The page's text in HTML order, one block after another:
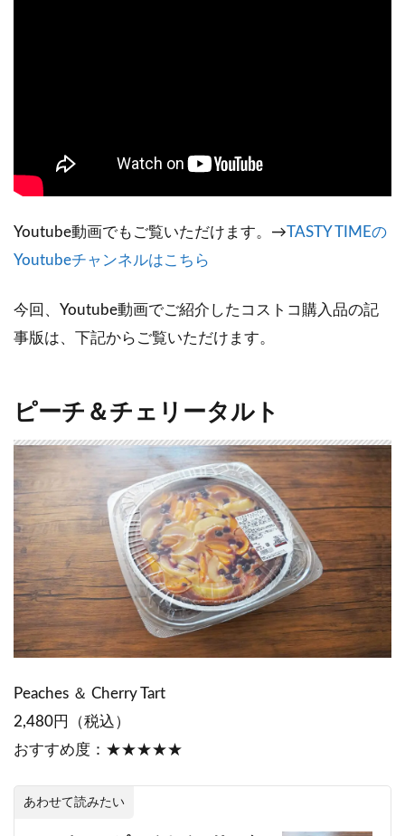
Youtube動画でもご覧いただけます。→TASTY TIMEの
Youtubeチャンネルはこちら
今回、Youtube動画でご紹介したコストコ購入品の記
事版は、下記からご覧いただけます。
ピーチ＆チェリータルト
Peaches ＆ Cherry Tart
2,480円（税込）
おすすめ度：★★★★★
あわせて読みたい